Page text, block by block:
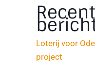
Loterij voor
project